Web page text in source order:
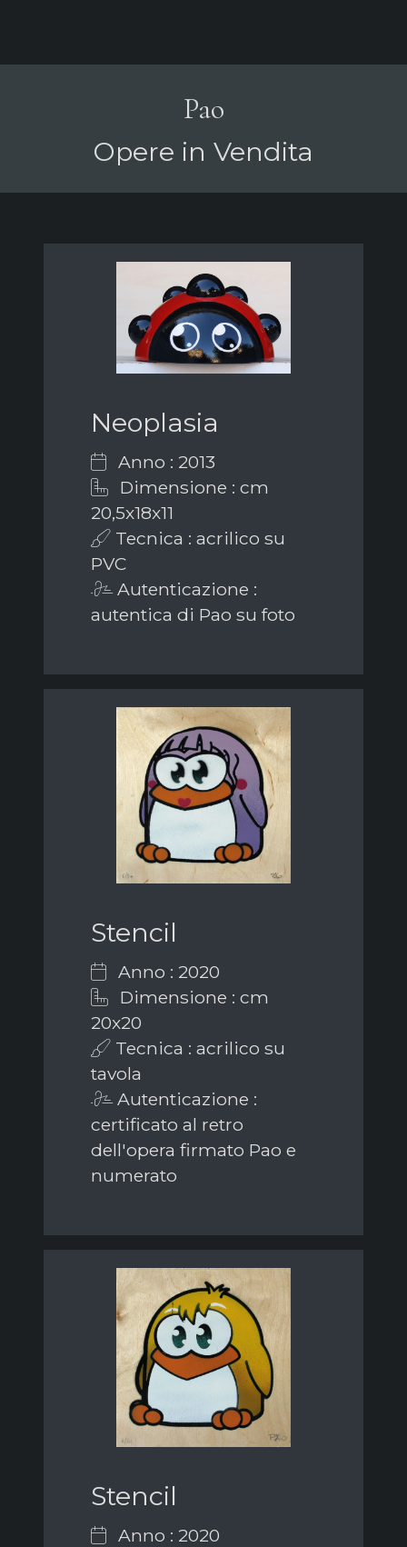
Pao
Opere in Vendita
Neoplasia
Anno : 2013
Dimensione : cm
20,5x18x11
Tecnica : acrilico su
PVC
Autenticazione :
autentica di Pao su foto
Stencil
Anno : 2020
Dimensione : cm
20x20
Tecnica : acrilico su
tavola
Autenticazione :
certificato al retro
dell'opera firmato Pao e
numerato
Stencil
Anno : 2020